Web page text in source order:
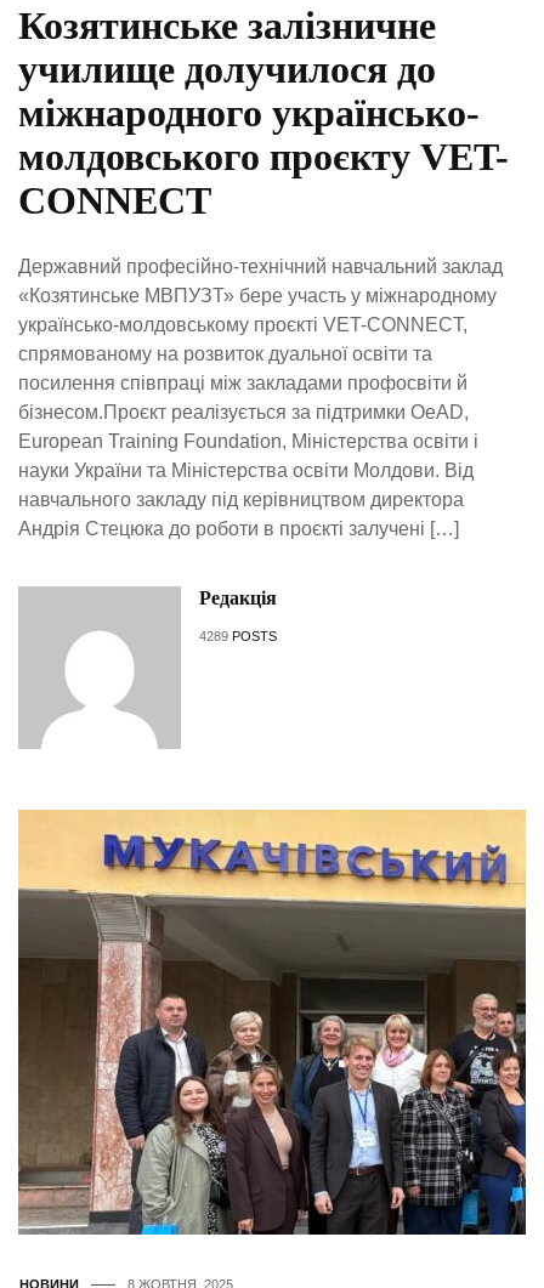
Козятинське залізничне
училище долучилося до
міжнародного українсько-
молдовського проєкту VET-
CONNECT
Державний професійно-технічний навчальний заклад
«Козятинське МВПУЗТ» бере участь у міжнародному
українсько-молдовському проєкті VET-CONNECT,
спрямованому на розвиток дуальної освіти та
посилення співпраці між закладами профосвіти й
бізнесом.Проєкт реалізується за підтримки OeAD,
European Training Foundation, Міністерства освіти і
науки України та Міністерства освіти Молдови. Від
навчального закладу під керівництвом директора
Андрія Стецюка до роботи в проєкті залучені […]
Редакція
4289 POSTS
НОВИНИ 8 ЖОВТНЯ, 2025